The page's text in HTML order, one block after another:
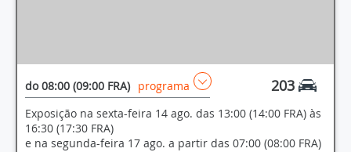
do 08:00 (09:00 FRA) programa 203
Exposição na sexta-feira 14 ago. das 13:00 (14:00 FRA) às
16:30 (17:30 FRA)
e na segunda-feira 17 ago. a partir das 07:00 (08:00 FRA)